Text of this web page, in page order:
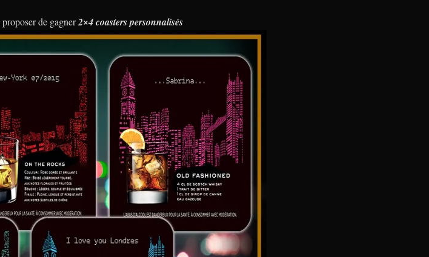
proposer de gagner2×4 coasters personnalisés